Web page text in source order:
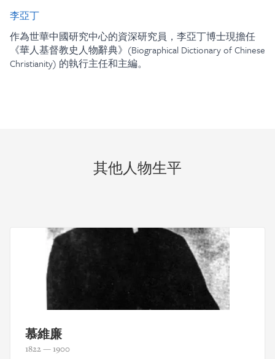
李亞丁
作為世華中國研究中心的資深研究員，李亞丁博士現擔任
《華人基督教史人物辭典》(Biographical Dictionary of Chinese
Christianity) 的執行主任和主編。
其他人物生平
慕維廉
1822 — 1900